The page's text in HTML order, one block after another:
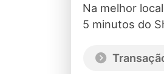
Na melhor
5 minutos do